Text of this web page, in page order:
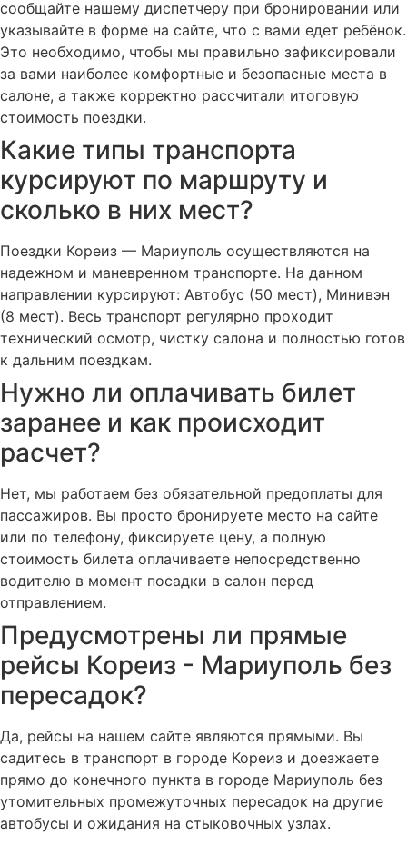
сообщайте нашему диспетчеру при бронировании или
указывайте в форме на сайте, что с вами едет ребёнок.
Это необходимо, чтобы мы правильно зафиксировали
за вами наиболее комфортные и безопасные места в
салоне, а также корректно рассчитали итоговую
стоимость поездки.
Какие типы транспорта
курсируют по маршруту и
сколько в них мест?
Поездки Кореиз — Мариуполь осуществляются на
надежном и маневренном транспорте. На данном
направлении курсируют: Автобус (50 мест), Минивэн
(8 мест). Весь транспорт регулярно проходит
технический осмотр, чистку салона и полностью готов
к дальним поездкам.
Нужно ли оплачивать билет
заранее и как происходит
расчет?
Нет, мы работаем без обязательной предоплаты для
пассажиров. Вы просто бронируете место на сайте
или по телефону, фиксируете цену, а полную
стоимость билета оплачиваете непосредственно
водителю в момент посадки в салон перед
отправлением.
Предусмотрены ли прямые
рейсы Кореиз - Мариуполь без
пересадок?
Да, рейсы на нашем сайте являются прямыми. Вы
садитесь в транспорт в городе Кореиз и доезжаете
прямо до конечного пункта в городе Мариуполь без
утомительных промежуточных пересадок на другие
автобусы и ожидания на стыковочных узлах.